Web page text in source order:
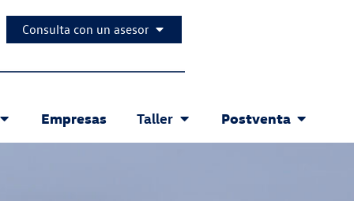
Consulta con un asesor
Empresas Taller Postventa